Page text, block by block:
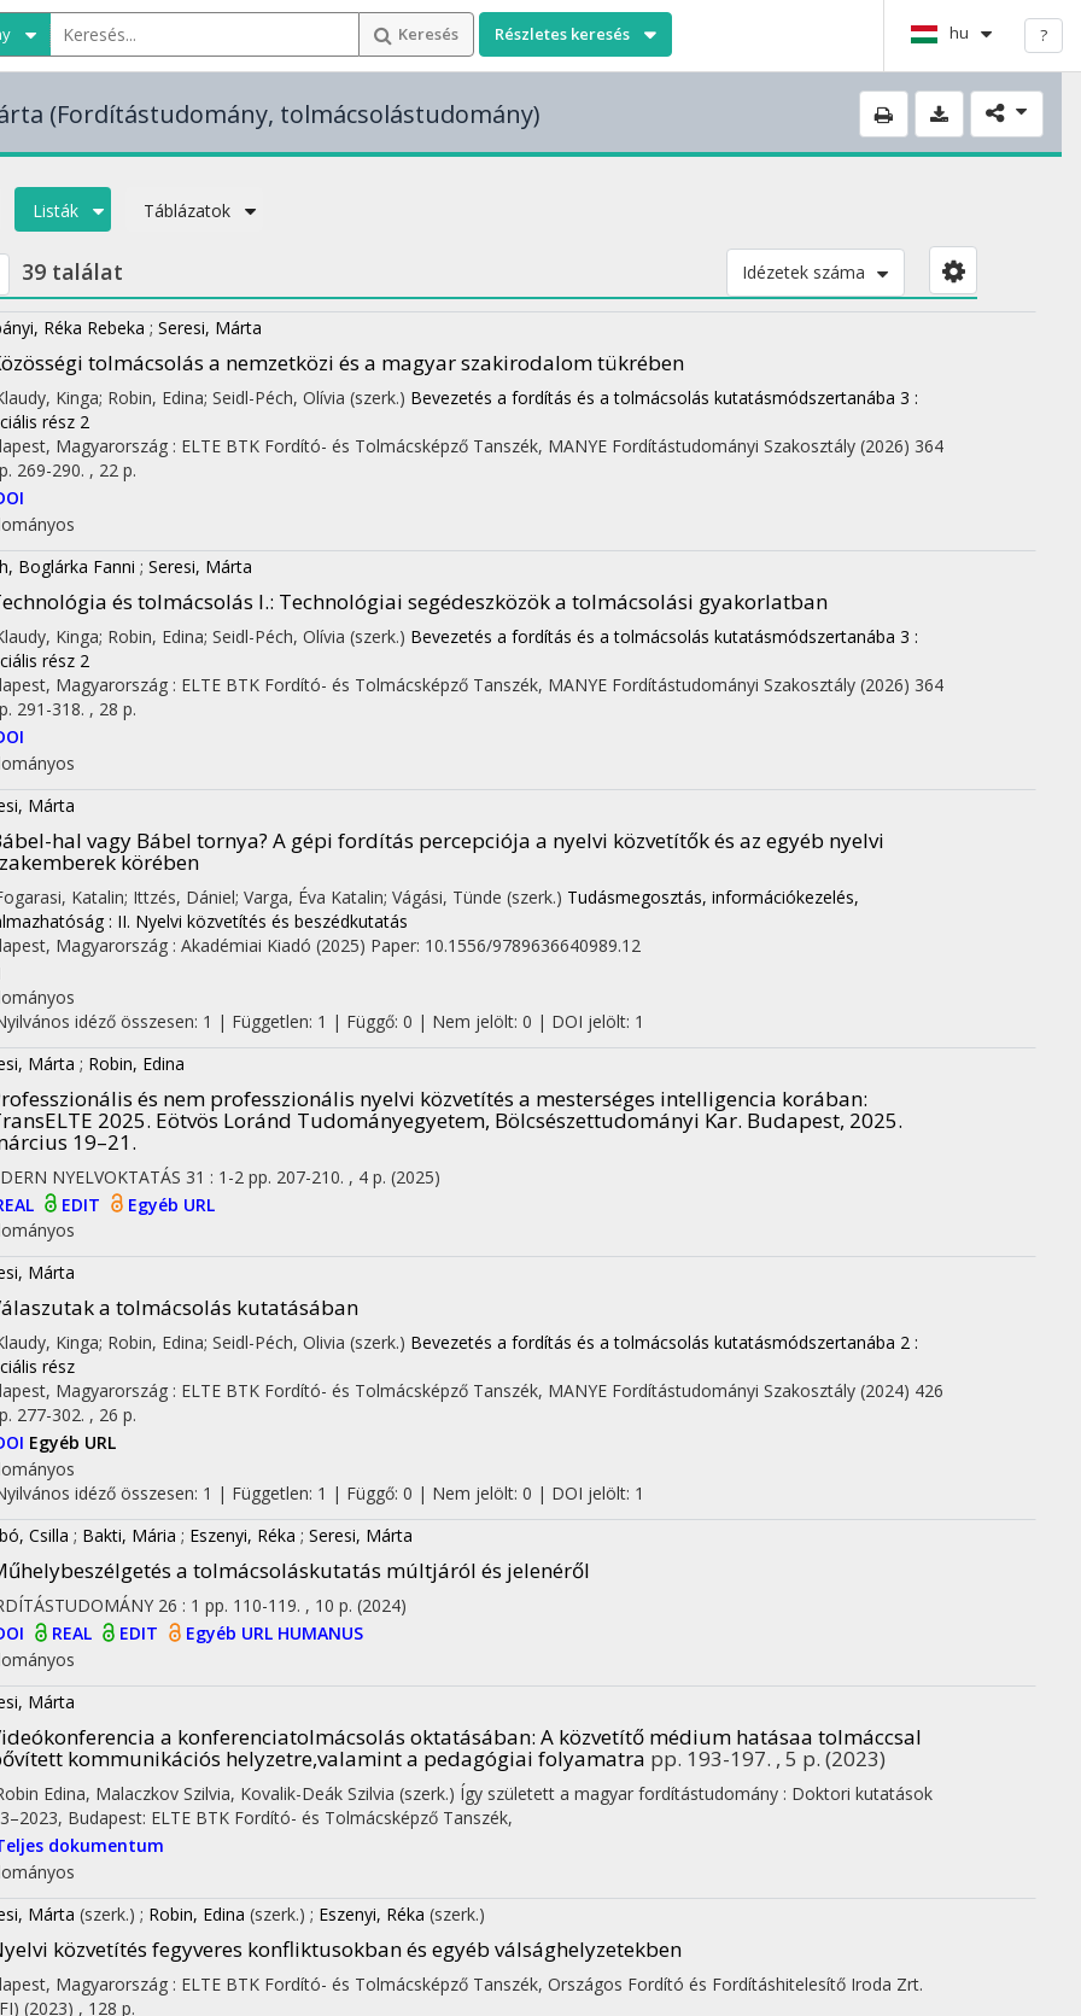
Keresés Részletes keresés hu ?
(Fordítástudomány, tolmácsolástudomány)
Listák Táblázatok
39 találat Idézetek száma
Réka Rebeka ; Seresi, Márta
tolmácsolás a nemzetközi és a magyar szakirodalom tükrében
Kinga; Robin, Edina; Seidl-Péch, Olívia (szerk.) Bevezetés a fordítás és a tolmácsolás kutatásmódszertanába 3 :
rész 2
Magyarország : ELTE BTK Fordító- és Tolmácsképző Tanszék, MANYE Fordítástudományi Szakosztály (2026) 364
269-290. , 22 p.
Boglárka Fanni ; Seresi, Márta
és tolmácsolás I.: Technológiai segédeszközök a tolmácsolási gyakorlatban
Kinga; Robin, Edina; Seidl-Péch, Olívia (szerk.) Bevezetés a fordítás és a tolmácsolás kutatásmódszertanába 3 :
rész 2
Magyarország : ELTE BTK Fordító- és Tolmácsképző Tanszék, MANYE Fordítástudományi Szakosztály (2026) 364
291-318. , 28 p.
Márta
hal vagy Bábel tornya? A gépi fordítás percepciója a nyelvi közvetítők és az egyéb nyelvi
körében
Katalin; Ittzés, Dániel; Varga, Éva Katalin; Vágási, Tünde (szerk.) Tudásmegosztás, információkezelés,
: II. Nyelvi közvetítés és beszédkutatás
Magyarország : Akadémiai Kiadó (2025) Paper: 10.1556/9789636640989.12
idéző összesen: 1 | Független: 1 | Függő: 0 | Nem jelölt: 0 | DOI jelölt: 1
Márta ; Robin, Edina
és nem professzionális nyelvi közvetítés a mesterséges intelligencia korában:
2025. Eötvös Loránd Tudományegyetem, Bölcsészettudományi Kar. Budapest, 2025.
19–21.
NYELVOKTATÁS 31 : 1-2 pp. 207-210. , 4 p. (2025)
EDIT
Egyéb URL
Márta
a tolmácsolás kutatásában
Kinga; Robin, Edina; Seidl-Péch, Olivia (szerk.) Bevezetés a fordítás és a tolmácsolás kutatásmódszertanába 2 :
rész
Magyarország : ELTE BTK Fordító- és Tolmácsképző Tanszék, MANYE Fordítástudományi Szakosztály (2024) 426
277-302. , 26 p.
Egyéb URL
idéző összesen: 1 | Független: 1 | Függő: 0 | Nem jelölt: 0 | DOI jelölt: 1
Csilla ; Bakti, Mária ; Eszenyi, Réka ; Seresi, Márta
a tolmácsoláskutatás múltjáról és jelenéről
26 : 1 pp. 110-119. , 10 p. (2024)
REAL EDIT Egyéb URL HUMANUS
Márta
a konferenciatolmácsolás oktatásában: A közvetítő médium hatásaa tolmáccsal
kommunikációs helyzetre,valamint a pedagógiai folyamatra pp. 193-197. , 5 p. (2023)
Edina, Malaczkov Szilvia, Kovalik-Deák Szilvia (szerk.) Így született a magyar fordítástudomány : Doktori kutatások
, Budapest: ELTE BTK Fordító- és Tolmácsképző Tanszék,
dokumentum
Márta (szerk.) ; Robin, Edina (szerk.) ; Eszenyi, Réka (szerk.)
közvetítés fegyveres konfliktusokban és egyéb válsághelyzetekben
Magyarország : ELTE BTK Fordító- és Tolmácsképző Tanszék, Országos Fordító és Fordításhitelesítő Iroda Zrt.
(2023) , 128 p.